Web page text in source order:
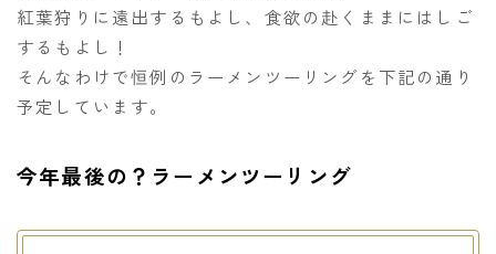
紅葉狩りに遠出するもよし、食欲の赴くままにはしご
するもよし！
そんなわけで恒例のラーメンツーリングを下記の通り
予定しています。
今年最後の？ラーメンツーリング